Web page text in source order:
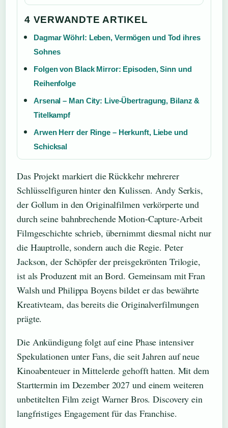
4 VERWANDTE ARTIKEL
Dagmar Wöhrl: Leben, Vermögen und Tod ihres
Sohnes
Folgen von Black Mirror: Episoden, Sinn und
Reihenfolge
Arsenal – Man City: Live-Übertragung, Bilanz &
Titelkampf
Arwen Herr der Ringe – Herkunft, Liebe und
Schicksal
Das Projekt markiert die Rückkehr mehrerer
Schlüsselfiguren hinter den Kulissen. Andy Serkis,
der Gollum in den Originalfilmen verkörperte und
durch seine bahnbrechende Motion-Capture-Arbeit
Filmgeschichte schrieb, übernimmt diesmal nicht nur
die Hauptrolle, sondern auch die Regie. Peter
Jackson, der Schöpfer der preisgekrönten Trilogie,
ist als Produzent mit an Bord. Gemeinsam mit Fran
Walsh und Philippa Boyens bildet er das bewährte
Kreativteam, das bereits die Originalverfilmungen
prägte.
Die Ankündigung folgt auf eine Phase intensiver
Spekulationen unter Fans, die seit Jahren auf neue
Kinoabenteuer in Mittelerde gehofft hatten. Mit dem
Starttermin im Dezember 2027 und einem weiteren
unbetitelten Film zeigt Warner Bros. Discovery ein
langfristiges Engagement für das Franchise.